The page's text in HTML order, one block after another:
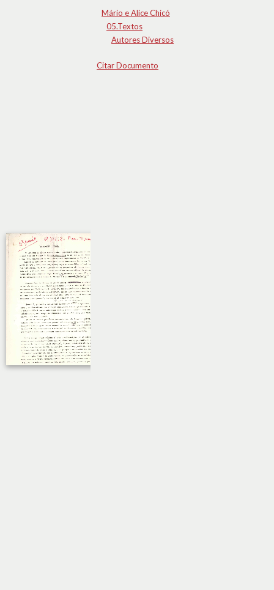
Mário e Alice Chicó
05.Textos
Autores Diversos
Citar Documento